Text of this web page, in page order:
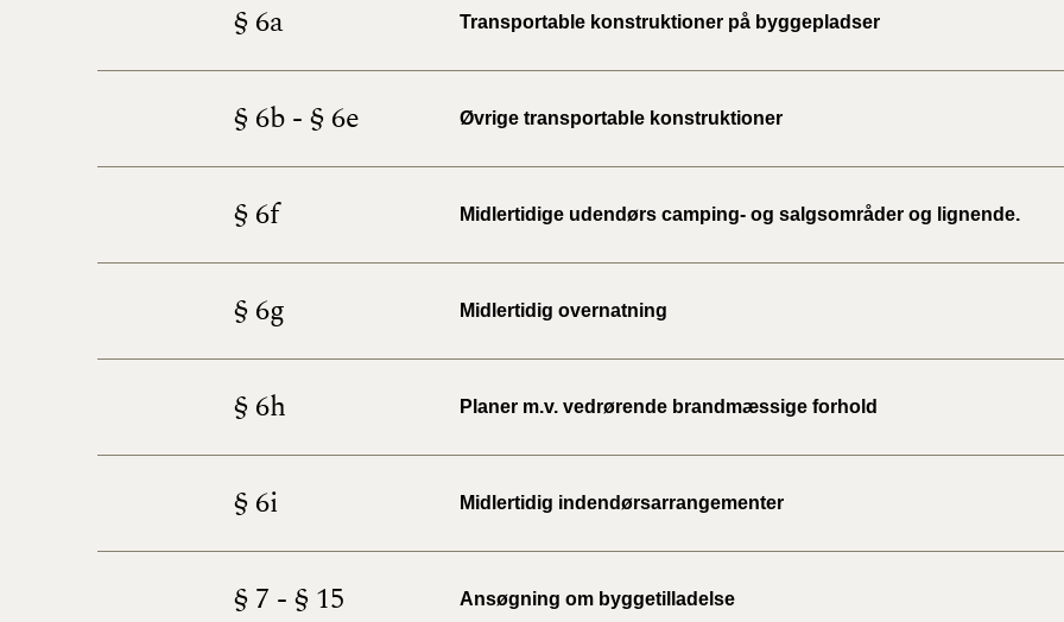
BR18
2021)
BR18
§ 6a Transportable konstruktioner på byggepladser
§ 6b - § 6e Øvrige transportable konstruktioner
§ 6f Midlertidige udendørs camping- og salgsområder og lignende.
§ 6g Midlertidig overnatning
§ 6h Planer m.v. vedrørende brandmæssige forhold
§ 6i Midlertidig indendørsarrangementer
§ 7 - § 15 Ansøgning om byggetilladelse